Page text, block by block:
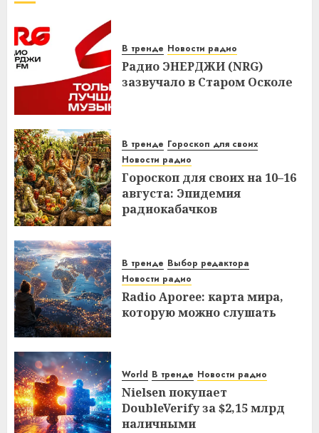
В тренде Новости радио
Радио ЭНЕРДЖИ (NRG)
зазвучало в Старом Осколе
В тренде Гороскоп для своих
Новости радио
Гороскоп для своих на 10–16
августа: Эпидемия
радиокабачков
В тренде Выбор редактора
Новости радио
Radio Aporee: карта мира,
которую можно слушать
World В тренде Новости радио
Nielsen покупает
DoubleVerify за $2,15 млрд
наличными